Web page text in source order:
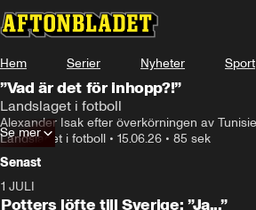
Hem Serier Nyheter Sport
”Vad är det för inhopp?!”
Landslaget i fotboll
Landslaget i fotboll • 15.06.26 • 85 sek
Se mer
Senast
1 JULI
Potters löfte till Sverige: ”Ja...”